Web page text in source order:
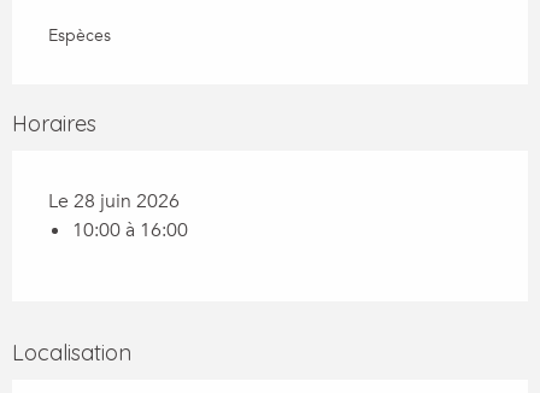
Espèces
Horaires
Le 28 juin 2026
10:00 à 16:00
Localisation